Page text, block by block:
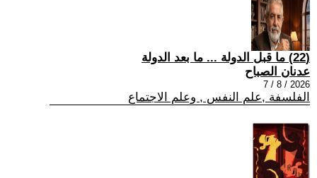
(22) ما قبل الدولة ... ما بعد الدولة
عدنان الصباح
2026 / 8 / 7
الفلسفة ,علم النفس , وعلم الاجتماع